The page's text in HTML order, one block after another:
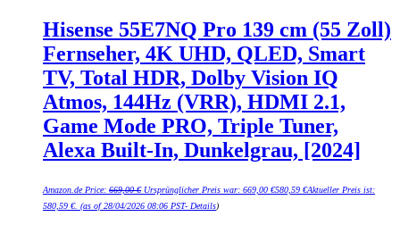
Hisense 55E7NQ Pro 139 cm (55 Zoll)
Fernseher, 4K UHD, QLED, Smart
TV, Total HDR, Dolby Vision IQ
Atmos, 144Hz (VRR), HDMI 2.1,
Game Mode PRO, Triple Tuner,
Alexa Built-In, Dunkelgrau, [2024]
Amazon.de Price: 669,00€ Ursprünglicher Preis war: 669,00 €580,59 €Aktueller Preis ist:
580,59 €. (as of 28/04/2026 08:06 PST- Details)